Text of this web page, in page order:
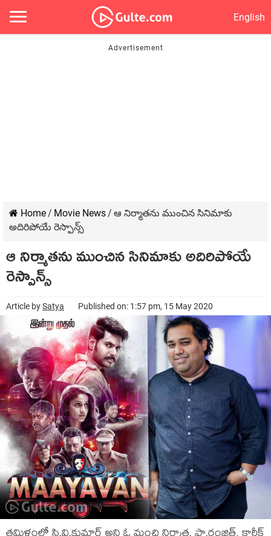
English
Home/ Movie News/ ఆ నిర్మాతను ముంచిన సినిమాకు
అదిరిపోయే రెస్పాన్స్
ఆ నిర్మాతను ముంచిన సినిమాకు అదిరిపోయే
రెస్పాన్స్
Article bySatya Published on: 1:57 pm, 15 May 2020